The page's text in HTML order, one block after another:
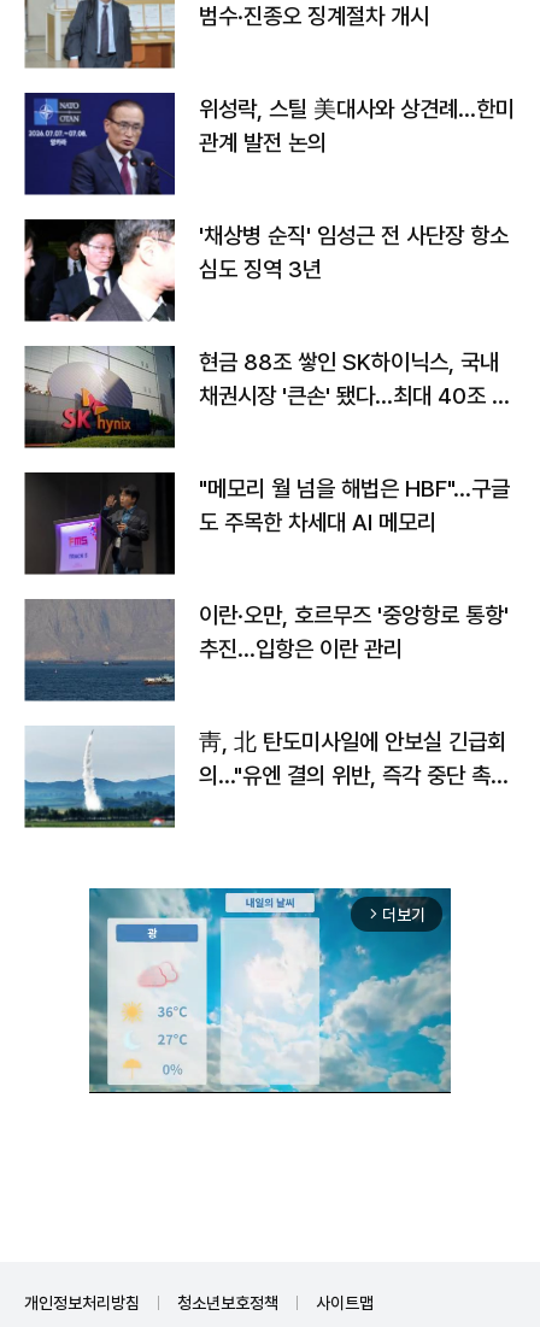
범수·진종오 징계절차 개시
위성락, 스틸 美대사와 상견례…한미
관계 발전 논의
'채상병 순직' 임성근 전 사단장 항소
심도 징역 3년
현금 88조 쌓인 SK하이닉스, 국내
채권시장 '큰손' 됐다…최대 40조 투
"메모리 월 넘을 해법은 HBF"…구글
도 주목한 차세대 AI 메모리
이란·오만, 호르무즈 '중앙항로 통항'
추진…입항은 이란 관리
靑, 北 탄도미사일에 안보실 긴급회
의…"유엔 결의 위반, 즉각 중단 촉
arrow_forward_ios 더보기
개인정보처리방침 청소년보호정책 사이트맵